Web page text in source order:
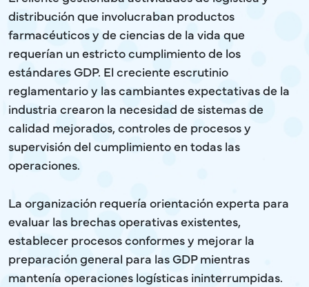
distribución que involucraban productos
farmacéuticos y de ciencias de la vida que
requerían un estricto cumplimiento de los
estándares GDP. El creciente escrutinio
reglamentario y las cambiantes expectativas de la
industria crearon la necesidad de sistemas de
calidad mejorados, controles de procesos y
supervisión del cumplimiento en todas las
operaciones.
La organización requería orientación experta para
evaluar las brechas operativas existentes,
establecer procesos conformes y mejorar la
preparación general para las GDP mientras
mantenía operaciones logísticas ininterrumpidas.